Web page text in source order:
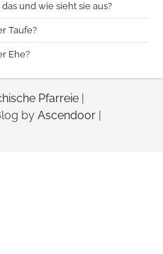
und wie sieht sie aus?
Taufe?
Ehe?
Pfarreie
by Ascendoor